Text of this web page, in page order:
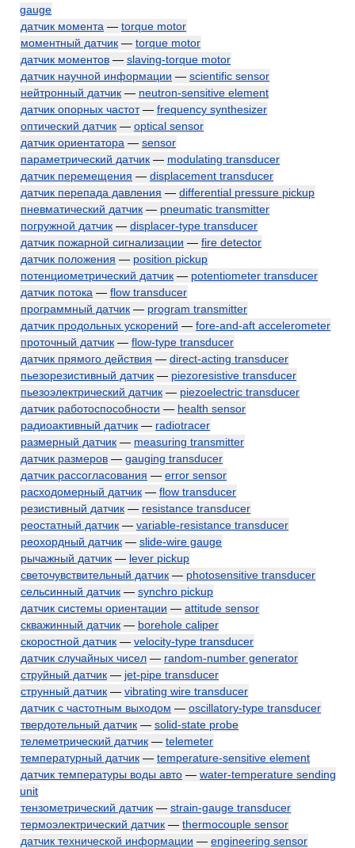
gauge
датчик момента — torque motor
моментный датчик — torque motor
датчик моментов — slaving-torque motor
датчик научной информации — scientific sensor
нейтронный датчик — neutron-sensitive element
датчик опорных частот — frequency synthesizer
оптический датчик — optical sensor
датчик ориентатора — sensor
параметрический датчик — modulating transducer
датчик перемещения — displacement transducer
датчик перепада давления — differential pressure pickup
пневматический датчик — pneumatic transmitter
погружной датчик — displacer-type transducer
датчик пожарной сигнализации — fire detector
датчик положения — position pickup
потенциометрический датчик — potentiometer transducer
датчик потока — flow transducer
программный датчик — program transmitter
датчик продольных ускорений — fore-and-aft accelerometer
проточный датчик — flow-type transducer
датчик прямого действия — direct-acting transducer
пьезорезистивный датчик — piezoresistive transducer
пьезоэлектрический датчик — piezoelectric transducer
датчик работоспособности — health sensor
радиоактивный датчик — radiotracer
размерный датчик — measuring transmitter
датчик размеров — gauging transducer
датчик рассогласования — error sensor
расходомерный датчик — flow transducer
резистивный датчик — resistance transducer
реостатный датчик — variable-resistance transducer
реохордный датчик — slide-wire gauge
рычажный датчик — lever pickup
светочувствительный датчик — photosensitive transducer
сельсинный датчик — synchro pickup
датчик системы ориентации — attitude sensor
скважинный датчик — borehole caliper
скоростной датчик — velocity-type transducer
датчик случайных чисел — random-number generator
струйный датчик — jet-pipe transducer
струнный датчик — vibrating wire transducer
датчик с частотным выходом — oscillatory-type transducer
твердотельный датчик — solid-state probe
телеметрический датчик — telemeter
температурный датчик — temperature-sensitive element
датчик температуры воды авто — water-temperature sending
unit
тензометрический датчик — strain-gauge transducer
термоэлектрический датчик — thermocouple sensor
датчик технической информации — engineering sensor